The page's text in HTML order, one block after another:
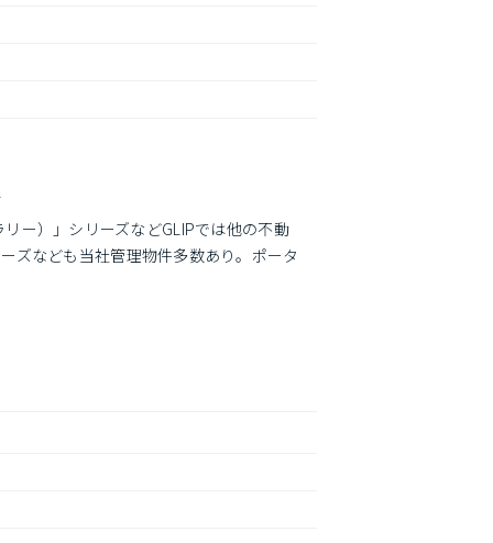
ー）」シリーズなどGLIPでは他の不動
ズなども当社管理物件多数あり。ポータ